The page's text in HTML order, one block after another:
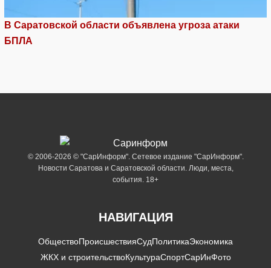
В Саратовской области объявлена угроза атаки
БПЛА
© 2006-2026 © "СарИнформ". Сетевое издание "СарИнформ".
Новости Саратова и Саратовской области. Люди, места,
события. 18+
НАВИГАЦИЯ
ОбществоПроисшествияСудПолитикаЭкономика
ЖКХ и строительствоКультураСпортСарИнФото